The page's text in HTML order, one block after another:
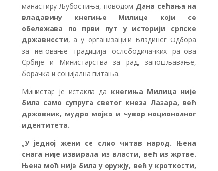
манастиру Љубостиња, поводом Дана сећања на
владавину кнегиње Милице који се
обележава по први пут у историји српске
државности, а у организацији Владиног Одбора
за неговање традиција ослободилачких ратова
Србије и Министарства за рад, запошљавање,
борачка и социјална питања.
Министар је истакла да кнегиња Милица није
била само супруга светог кнеза Лазара, већ
државник, мудра мајка и чувар националног
идентитета.
„У једној жени се слио читав народ. Њена
снага није извирала из власти, већ из жртве.
Њена моћ није била у оружју, већ у кроткости,